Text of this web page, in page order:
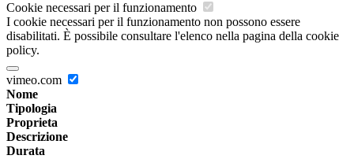
Cookie necessari per il funzionamento
I cookie necessari per il funzionamento non possono essere
disabilitati. È possibile consultare l'elenco nella pagina della cookie
policy.
vimeo.com
Nome
Tipologia
Proprieta
Descrizione
Durata